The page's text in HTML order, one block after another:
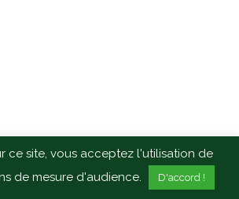
ce site, vous acceptez l'utilisation de
de mesure d'audience.
D'accord !